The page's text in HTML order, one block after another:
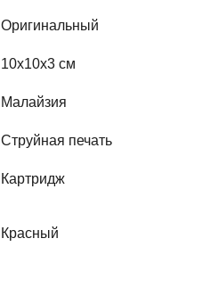
Оригинальный
10x10x3 см
Малайзия
Струйная печать
Картридж
Красный